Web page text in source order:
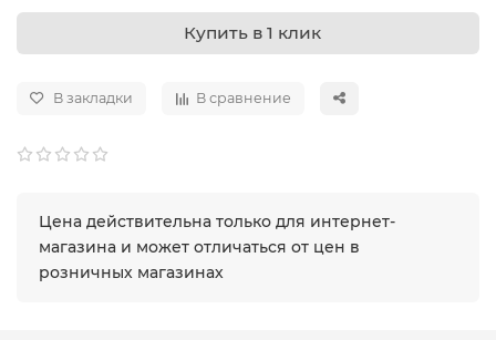
Купить в 1 клик
В закладки В сравнение
Цена действительна только для интернет-
магазина и может отличаться от цен в
розничных магазинах